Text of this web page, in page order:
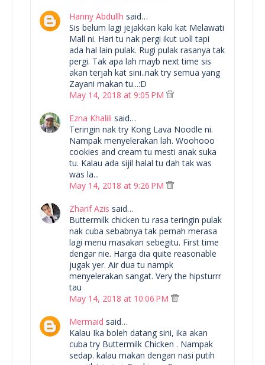
Hanny Abdullh said…
Sis belum lagi jejakkan kaki kat Melawati
Mall ni. Hari tu nak pergi ikut uoll tapi
ada hal lain pulak. Rugi pulak rasanya tak
pergi. Tak apa lah mayb next time sis
akan terjah kat sini..nak try semua yang
Zayani makan tu...:D
May 14, 2018 at 9:05 PM
Ezna Khalili said…
Teringin nak try Kong Lava Noodle ni.
Nampak menyelerakan lah. Woohooo
cookies and cream tu mesti anak suka
tu. Kalau ada sijil halal tu dah tak was
was la...
May 14, 2018 at 9:26 PM
Zharif Azis said…
Buttermilk chicken tu rasa teringin pulak
nak cuba sebabnya tak pernah merasa
lagi menu masakan sebegitu. First time
dengar nie. Harga dia quite reasonable
jugak yer. Air dua tu nampk
menyelerakan sangat. Very the hipsturrr
tau
May 14, 2018 at 10:06 PM
Mermaid said…
Kalau Ika boleh datang sini, ika akan
cuba try Buttermilk Chicken . Nampak
sedap. kalau makan dengan nasi putih